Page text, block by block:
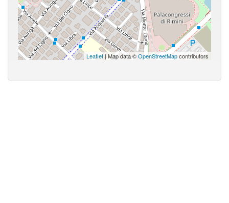
Leaflet | Map data ©OpenStreetMapcontributors